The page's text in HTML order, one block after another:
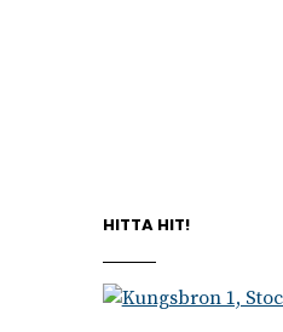
HITTA HIT!